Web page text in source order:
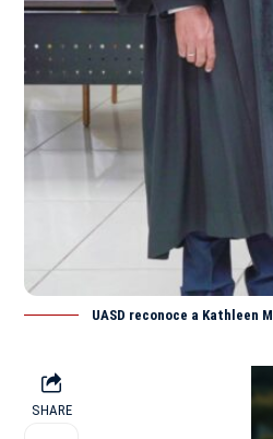
UASD reconoce a Kathleen
SHARE